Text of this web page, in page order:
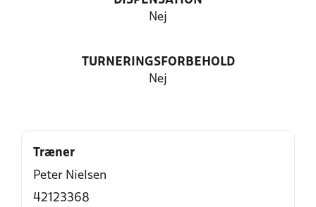
Nej
TURNERINGSFORBEHOLD
Nej
Træner
Peter Nielsen
42123368